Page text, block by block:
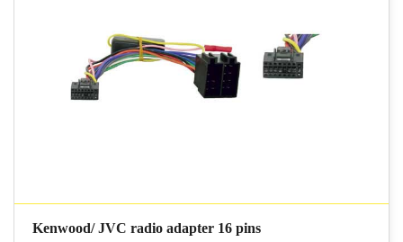
Kenwood/ JVC radio adapter 16 pins